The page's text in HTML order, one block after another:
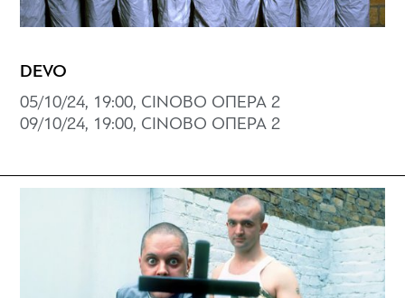
DEVO
05/10/24, 19:00, CINOBO ΟΠΕΡΑ 2
09/10/24, 19:00, CINOBO ΟΠΕΡΑ 2